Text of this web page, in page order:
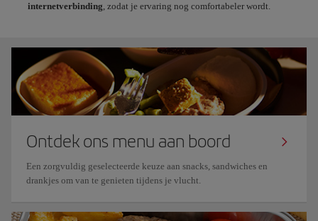
internetverbinding, zodat je ervaring nog comfortabeler wordt.
Ontdek ons menu aan boord
Een zorgvuldig geselecteerde keuze aan snacks, sandwiches en
drankjes om van te genieten tijdens je vlucht.